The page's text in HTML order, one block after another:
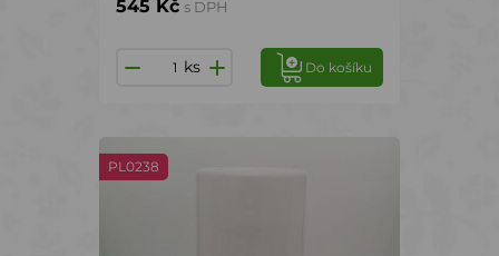
545 Kč s DPH
ks Do košíku
PL0238